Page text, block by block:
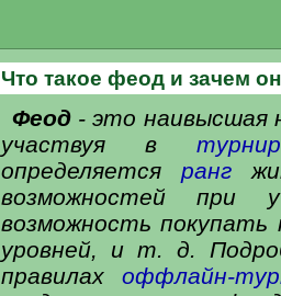
Что такое феод и зачем
Феод- это наивысшая
участвуя в
определяется ранг
возможностей при
возможность
уровней, и т. д.
правилахоффлайн-